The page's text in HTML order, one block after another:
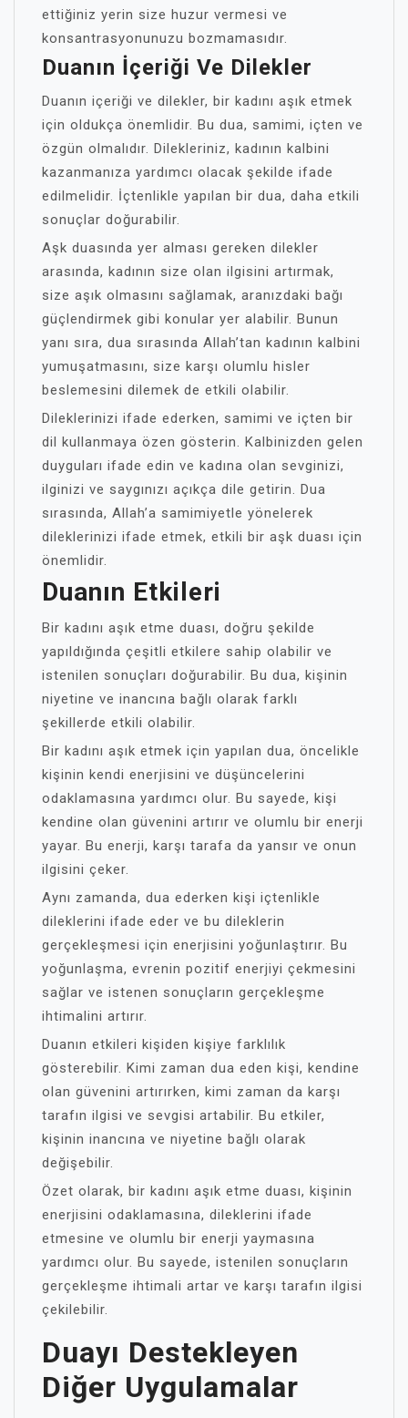
ettiğiniz yerin size huzur vermesi ve
konsantrasyonunuzu bozmamasıdır.
Duanın İçeriği Ve Dilekler
Duanın içeriği ve dilekler, bir kadını aşık etmek
için oldukça önemlidir. Bu dua, samimi, içten ve
özgün olmalıdır. Dilekleriniz, kadının kalbini
kazanmanıza yardımcı olacak şekilde ifade
edilmelidir. İçtenlikle yapılan bir dua, daha etkili
sonuçlar doğurabilir.
Aşk duasında yer alması gereken dilekler
arasında, kadının size olan ilgisini artırmak,
size aşık olmasını sağlamak, aranızdaki bağı
güçlendirmek gibi konular yer alabilir. Bunun
yanı sıra, dua sırasında Allah’tan kadının kalbini
yumuşatmasını, size karşı olumlu hisler
beslemesini dilemek de etkili olabilir.
Dileklerinizi ifade ederken, samimi ve içten bir
dil kullanmaya özen gösterin. Kalbinizden gelen
duyguları ifade edin ve kadına olan sevginizi,
ilginizi ve saygınızı açıkça dile getirin. Dua
sırasında, Allah’a samimiyetle yönelerek
dileklerinizi ifade etmek, etkili bir aşk duası için
önemlidir.
Duanın Etkileri
Bir kadını aşık etme duası, doğru şekilde
yapıldığında çeşitli etkilere sahip olabilir ve
istenilen sonuçları doğurabilir. Bu dua, kişinin
niyetine ve inancına bağlı olarak farklı
şekillerde etkili olabilir.
Bir kadını aşık etmek için yapılan dua, öncelikle
kişinin kendi enerjisini ve düşüncelerini
odaklamasına yardımcı olur. Bu sayede, kişi
kendine olan güvenini artırır ve olumlu bir enerji
yayar. Bu enerji, karşı tarafa da yansır ve onun
ilgisini çeker.
Aynı zamanda, dua ederken kişi içtenlikle
dileklerini ifade eder ve bu dileklerin
gerçekleşmesi için enerjisini yoğunlaştırır. Bu
yoğunlaşma, evrenin pozitif enerjiyi çekmesini
sağlar ve istenen sonuçların gerçekleşme
ihtimalini artırır.
Duanın etkileri kişiden kişiye farklılık
gösterebilir. Kimi zaman dua eden kişi, kendine
olan güvenini artırırken, kimi zaman da karşı
tarafın ilgisi ve sevgisi artabilir. Bu etkiler,
kişinin inancına ve niyetine bağlı olarak
değişebilir.
Özet olarak, bir kadını aşık etme duası, kişinin
enerjisini odaklamasına, dileklerini ifade
etmesine ve olumlu bir enerji yaymasına
yardımcı olur. Bu sayede, istenilen sonuçların
gerçekleşme ihtimali artar ve karşı tarafın ilgisi
çekilebilir.
Duayı Destekleyen
Diğer Uygulamalar